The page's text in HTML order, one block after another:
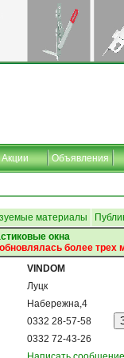
Акции Объявления
материалы
окна
более трех
VINDOM
Луцк
Набережна,4
0332 28-57-58
0332 72-43-26